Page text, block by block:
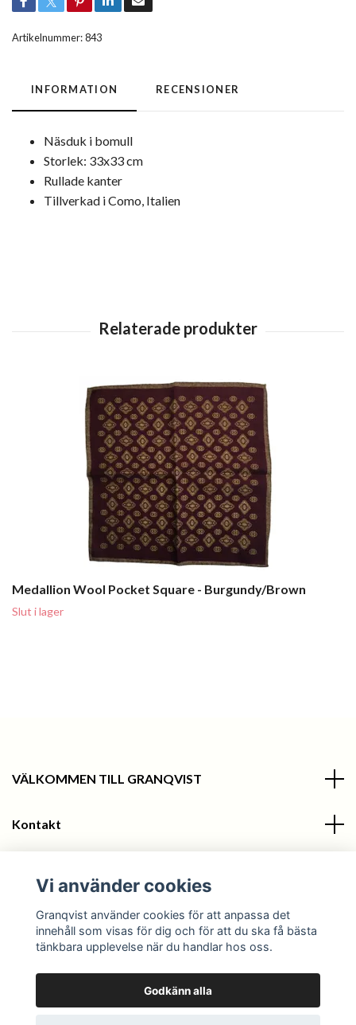
Artikelnummer:843
INFORMATION RECENSIONER
Näsduk i bomull
Storlek: 33x33 cm
Rullade kanter
Tillverkad i Como, Italien
Medallion Wool Pocket Square - Burgundy/Brown
Slut i lager
VÄLKOMMEN TILL GRANQVIST
Kontakt
Sociala medier
Vi använder cookies
Granqvist använder cookies för att anpassa det
innehåll som visas för dig och för att du ska få bästa
tänkbara upplevelse när du handlar hos oss.
Godkänn alla